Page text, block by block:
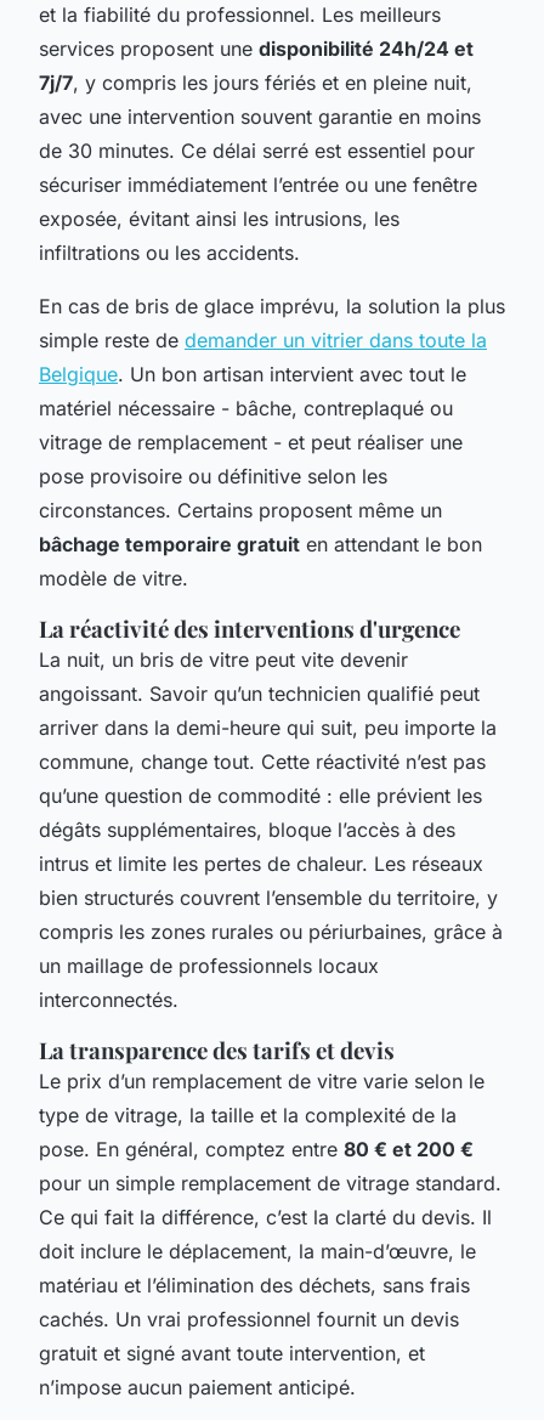
et la fiabilité du professionnel. Les meilleurs
services proposent une disponibilité 24h/24 et
7j/7, y compris les jours fériés et en pleine nuit,
avec une intervention souvent garantie en moins
de 30 minutes. Ce délai serré est essentiel pour
sécuriser immédiatement l’entrée ou une fenêtre
exposée, évitant ainsi les intrusions, les
infiltrations ou les accidents.
En cas de bris de glace imprévu, la solution la plus
simple reste de demander un vitrier dans toute la
Belgique. Un bon artisan intervient avec tout le
matériel nécessaire - bâche, contreplaqué ou
vitrage de remplacement - et peut réaliser une
pose provisoire ou définitive selon les
circonstances. Certains proposent même un
bâchage temporaire gratuit en attendant le bon
modèle de vitre.
La réactivité des interventions d'urgence
La nuit, un bris de vitre peut vite devenir
angoissant. Savoir qu’un technicien qualifié peut
arriver dans la demi-heure qui suit, peu importe la
commune, change tout. Cette réactivité n’est pas
qu’une question de commodité : elle prévient les
dégâts supplémentaires, bloque l’accès à des
intrus et limite les pertes de chaleur. Les réseaux
bien structurés couvrent l’ensemble du territoire, y
compris les zones rurales ou périurbaines, grâce à
un maillage de professionnels locaux
interconnectés.
La transparence des tarifs et devis
Le prix d’un remplacement de vitre varie selon le
type de vitrage, la taille et la complexité de la
pose. En général, comptez entre 80 € et 200 €
pour un simple remplacement de vitrage standard.
Ce qui fait la différence, c’est la clarté du devis. Il
doit inclure le déplacement, la main-d’œuvre, le
matériau et l’élimination des déchets, sans frais
cachés. Un vrai professionnel fournit un devis
gratuit et signé avant toute intervention, et
n’impose aucun paiement anticipé.